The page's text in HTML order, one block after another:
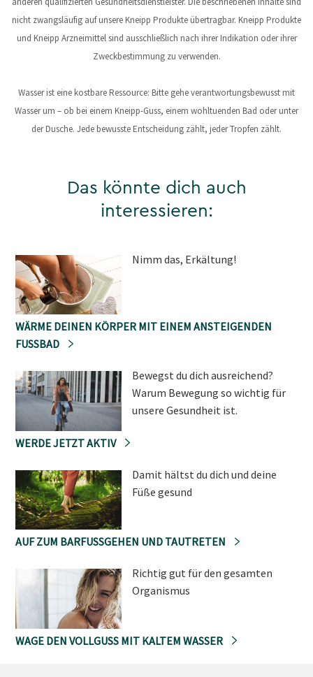
nicht zwangsläufig auf unsere Kneipp Produkte übertragbar. Kneipp Produkte
und Kneipp Arzneimittel sind ausschließlich nach ihrer Indikation oder ihrer
Zweckbestimmung zu verwenden.
Wasser ist eine kostbare Ressource: Bitte gehe verantwortungsbewusst mit
Wasser um – ob bei einem Kneipp-Guss, einem wohltuenden Bad oder unter
der Dusche. Jede bewusste Entscheidung zählt, jeder Tropfen zählt.
Das könnte dich auch
interessieren:
Nimm das, Erkältung!
WÄRME DEINEN KÖRPER MIT EINEM ANSTEIGENDEN
FUSSBAD
Bewegst du dich ausreichend?
Warum Bewegung so wichtig für
unsere Gesundheit ist.
WERDE JETZT AKTIV
Damit hältst du dich und deine
Füße gesund
AUF ZUM BARFUSSGEHEN UND TAUTRETEN
Richtig gut für den gesamten
Organismus
WAGE DEN VOLLGUSS MIT KALTEM WASSER